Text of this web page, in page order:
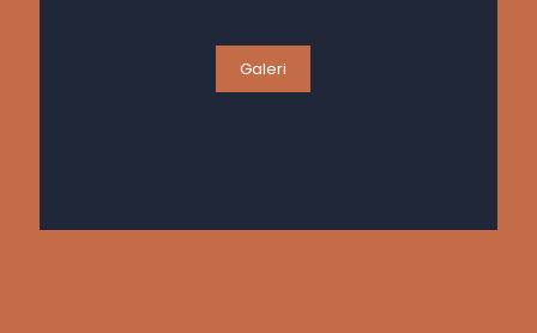
Galeri